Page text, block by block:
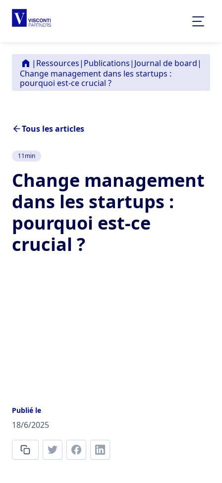
| Ressources| Publications| Journal de board|
Change management dans les startups :
pourquoi est-ce crucial ?
Tous les articles
11min
Change management
dans les startups :
pourquoi est-ce
crucial ?
Publié le
18/6/2025